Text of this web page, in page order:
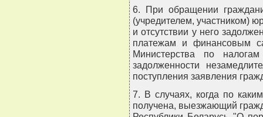
6. При обращении
(учредителем, участником)
и отсутствии у него
платежам и финансовым
Министерства по
задолженности
поступления заявления
7. В случаях, когда по
получена, выезжающий